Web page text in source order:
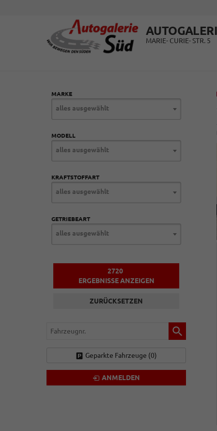
MARIE- CURIE- STR. 5
MARKE
alles ausgewählt
MODELL
alles ausgewählt
KRAFTSTOFFART
alles ausgewählt
GETRIEBEART
alles ausgewählt
2720
ERGEBNISSE ANZEIGEN
ZURÜCKSETZEN
Fahrzeugnr.
Geparkte Fahrzeuge (0)
ANMELDEN